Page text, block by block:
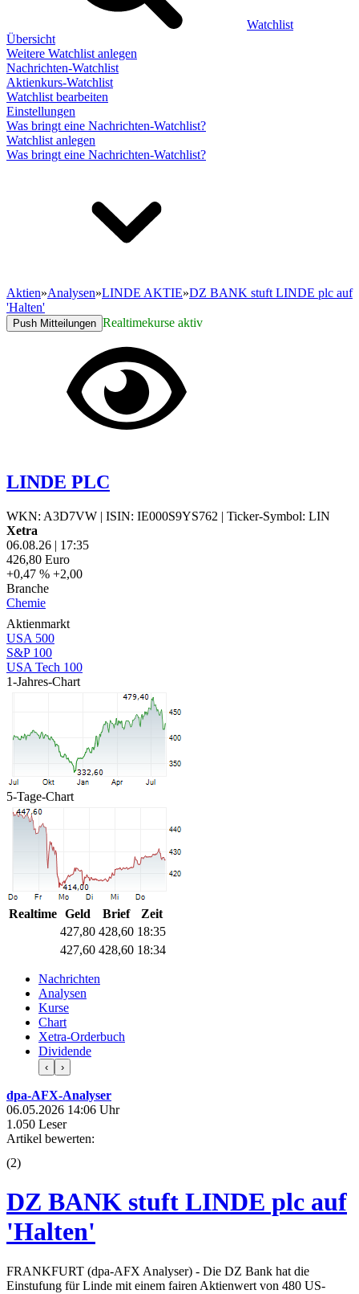
Watchlist
Übersicht
Weitere Watchlist anlegen
Nachrichten-Watchlist
Aktienkurs-Watchlist
Watchlist bearbeiten
Einstellungen
Was bringt eine Nachrichten-Watchlist?
Watchlist anlegen
Was bringt eine Nachrichten-Watchlist?
Aktien»Analysen»LINDE AKTIE»DZ BANK stuft LINDE plc auf
'Halten'
Push Mitteilungen Realtimekurse aktiv
LINDE PLC
WKN: A3D7VW | ISIN: IE000S9YS762 | Ticker-Symbol: LIN
Xetra
06.08.26 | 17:35
426,80 Euro
+0,47 % +2,00
Branche
Chemie
Aktienmarkt
USA 500
S&P 100
USA Tech 100
1-Jahres-Chart
5-Tage-Chart
Realtime Geld Brief
Zeit
427,80 428,60 18:35
427,60 428,60 18:34
Nachrichten
Analysen
Kurse
Chart
Xetra-Orderbuch
Dividende
‹ ›
dpa-AFX-Analyser
06.05.2026 14:06 Uhr
1.050 Leser
Artikel bewerten:
(2)
DZ BANK stuft LINDE plc auf
'Halten'
FRANKFURT (dpa-AFX Analyser) - Die DZ Bank hat die
Einstufung für Linde mit einem fairen Aktienwert von 480 US-